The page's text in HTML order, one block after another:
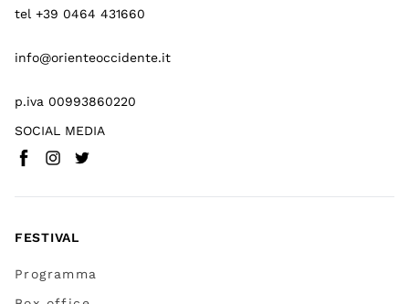
tel +39 0464 431660
info@orienteoccidente.it
p.iva 00993860220
SOCIAL MEDIA
Facebook(
Instagram
Twitter
FESTIVAL
Programma